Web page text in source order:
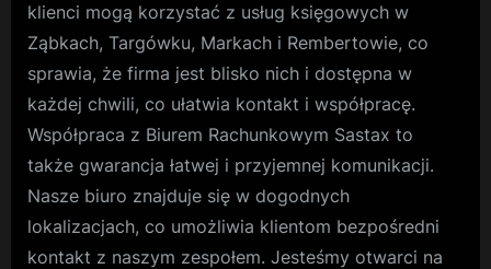
klienci mogą korzystać z usług księgowych w
Ząbkach, Targówku, Markach i Rembertowie, co
sprawia, że firma jest blisko nich i dostępna w
każdej chwili, co ułatwia kontakt i współpracę.
Współpraca z Biurem Rachunkowym Sastax to
także gwarancja łatwej i przyjemnej komunikacji.
Nasze biuro znajduje się w dogodnych
lokalizacjach, co umożliwia klientom bezpośredni
kontakt z naszym zespołem. Jesteśmy otwarci na